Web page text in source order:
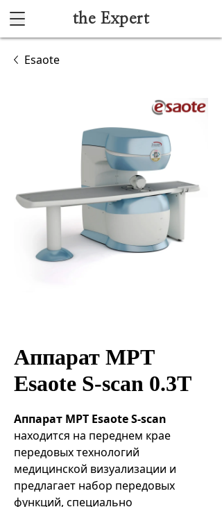
the Expert
Анестезиология и реанимация
Гибкая эндоскопия
Лучевая диагностика
Ультразвуковая диагностика
Офтальмологическое оборудование
Esaote
Аппарат МРТ
Esaote S-scan 0.3T
Аппарат МРТ Esaote S-scan
находится на переднем крае
передовых технологий
медицинской визуализации и
предлагает набор передовых
функций, специально